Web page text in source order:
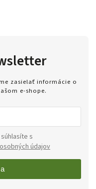
zasielať informácie o
e-shope.
údajov